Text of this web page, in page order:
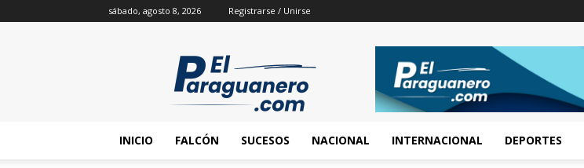
sábado, agosto 8, 2026 Registrarse / Unirse
INICIO FALCÓN SUCESOS NACIONAL INTERNACIONAL DEPORTES